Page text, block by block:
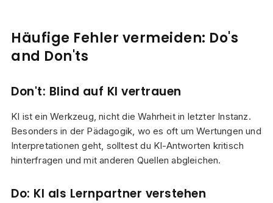
Häufige Fehler vermeiden: Do's
and Don'ts
Don't: Blind auf KI vertrauen
KI ist ein Werkzeug, nicht die Wahrheit in letzter Instanz.
Besonders in der Pädagogik, wo es oft um Wertungen und
Interpretationen geht, solltest du KI-Antworten kritisch
hinterfragen und mit anderen Quellen abgleichen.
Do: KI als Lernpartner verstehen